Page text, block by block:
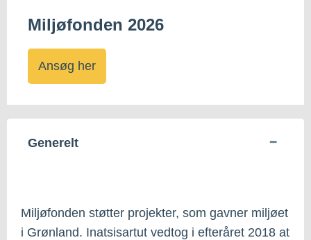
Miljøfonden 2026
Ansøg her
Generelt
Miljøfonden støtter projekter, som gavner miljøet
i Grønland. Inatsisartut vedtog i efteråret 2018 at